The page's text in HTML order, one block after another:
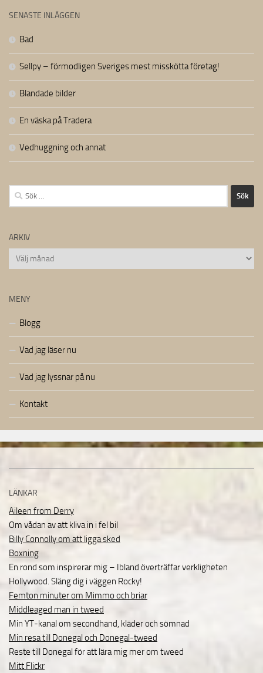
SENASTE INLÄGGEN
Bad
Sellpy – förmodligen Sveriges mest misskötta företag!
Blandade bilder
En väska på Tradera
Vedhuggning och annat
Sök
efter:
ARKIV
Arkiv
MENY
Blogg
Vad jag läser nu
Vad jag lyssnar på nu
Kontakt
LÄNKAR
Aileen from Derry
Om vådan av att kliva in i fel bil
Billy Connolly om att ligga sked
Boxning
En rond som inspirerar mig – Ibland överträffar verkligheten
Hollywood. Släng dig i väggen Rocky!
Femton minuter om Mimmo och briar
Middleaged man in tweed
Min YT-kanal om secondhand, kläder och sömnad
Min resa till Donegal och Donegal-tweed
Reste till Donegal för att lära mig mer om tweed
Mitt Flickr